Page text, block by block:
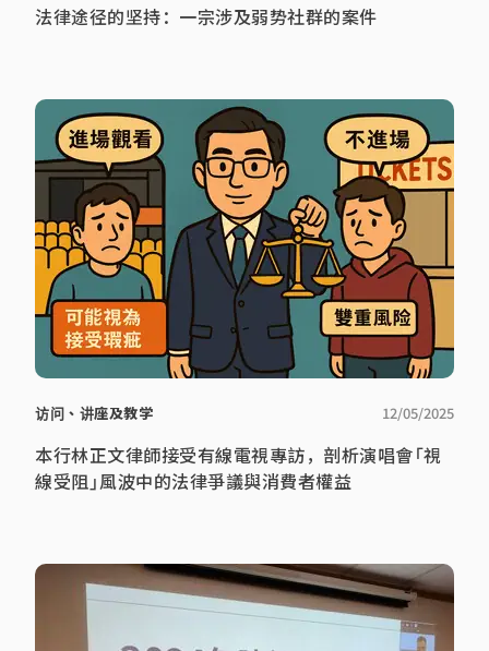
法律途径的坚持：一宗涉及弱势社群的案件
访问、讲座及教学 12/05/2025
本行林正文律師接受有線電視專訪，剖析演唱會「視
線受阻」風波中的法律爭議與消費者權益